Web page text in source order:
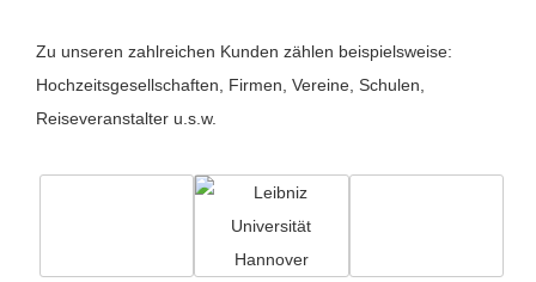
Zu unseren zahlreichen Kunden zählen beispielsweise:
Hochzeitsgesellschaften, Firmen, Vereine, Schulen,
Reiseveranstalter u.s.w.